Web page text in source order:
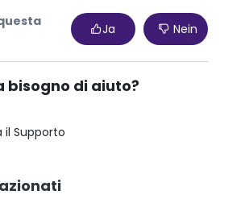
Ja Nein
bisogno di aiuto?
Supporto